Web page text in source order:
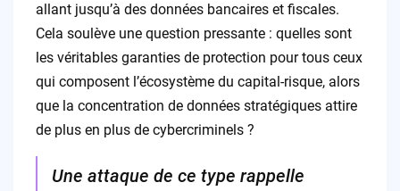
allant jusqu’à des données bancaires et fiscales.
Cela soulève une question pressante : quelles sont
les véritables garanties de protection pour tous ceux
qui composent l’écosystème du capital-risque, alors
que la concentration de données stratégiques attire
de plus en plus de cybercriminels ?
Une attaque de ce type rappelle